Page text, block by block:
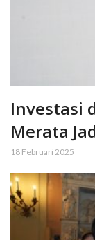
Investasi
Merata
18 Februari 2025